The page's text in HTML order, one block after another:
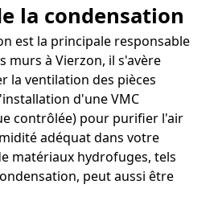
la condensation
est la principale responsable
murs à Vierzon, il s'avère
la ventilation des pièces
d'une VMC
contrôlée) pour purifier l'air
adéquat dans votre
matériaux hydrofuges, tels
peut aussi être